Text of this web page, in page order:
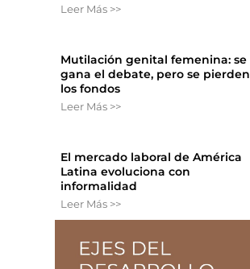
Leer Más >>
Mutilación genital femenina: se
gana el debate, pero se pierden
los fondos
Leer Más >>
El mercado laboral de América
Latina evoluciona con
informalidad
Leer Más >>